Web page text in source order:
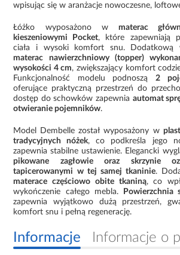
wpisując się w aranżacje nowoczesne,
Łóżko wyposażono w materac
kieszeniowymi Pocket, które zapewniają
ciała i wysoki komfort snu. Dodatkową
materac nawierzchniowy (topper)
wysokości 4 cm, zwiększający komfort
Funkcjonalność modelu podnoszą 2
oferujące praktyczną przestrzeń do
dostęp do schowków zapewnia automat
otwieranie pojemników.
Model Dembelle został wyposażony w
tradycyjnych nóżek, co podkreśla jego
zapewnia stabilne ustawienie. Elegancki
pikowane zagłowie oraz skrzynie
tapicerowanymi w tej samej tkaninie.
materace częściowo obite tkaniną, co
wykończenie całego mebla.
Powierzchnia
zapewnia wyjątkowo dużą przestrzeń,
komfort snu i pełną regenerację.
Informacje Informacje o